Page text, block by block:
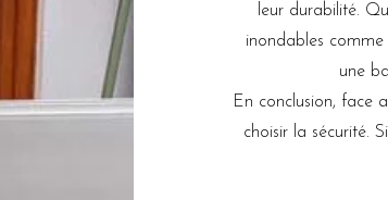
leur durabilité.
inondables
une
En conclusion, face
choisir la sécurité.